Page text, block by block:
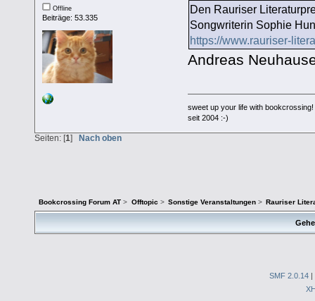
Offline
Beiträge: 53.335
Den Rauriser
Songwriterin Sophie
https://www.rauriser-
Andreas
sweet up your life with bookcrossing!
seit 2004 :-)
Seiten: [1] Nach oben
Bookcrossing Forum AT > Offtopic > Sonstige Veranstaltungen> Rauriser
SMF 2.0.14 |